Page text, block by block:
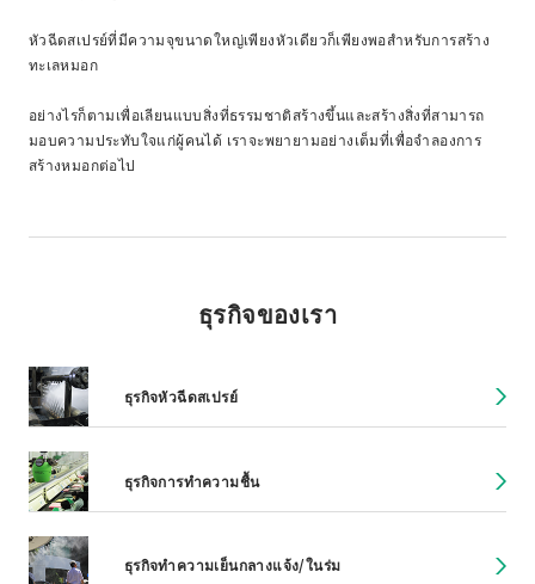
หัวฉีดสเปรย์ที่มีความจุขนาดใหญ่เพียงหัวเดียวก็เพียงพอสำหรับการสร้าง
ทะเลหมอก
อย่างไรก็ตามเพื่อเลียนแบบสิ่งที่ธรรมชาติสร้างขึ้นและสร้างสิ่งที่สามารถ
มอบความประทับใจแก่ผู้คนได้ เราจะพยายามอย่างเต็มที่เพื่อจำลองการ
สร้างหมอกต่อไป
ธุรกิจของเรา
ธุรกิจหัวฉีดสเปรย์
ธุรกิจการทำความชื้น
ธุรกิจทำความเย็นกลางแจ้ง/ในร่ม